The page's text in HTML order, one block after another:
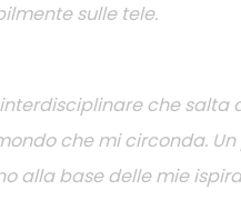
sulle tele.
che salta
che mi circonda.
alla base delle mie